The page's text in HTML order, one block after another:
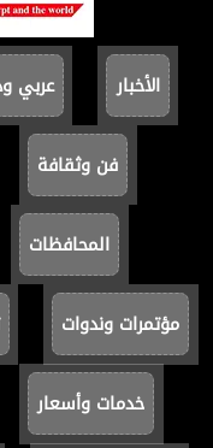
الأخبار عربي
فن وثقافة
المحافظات
مؤتمرات وندوات
خدمات وأسعار